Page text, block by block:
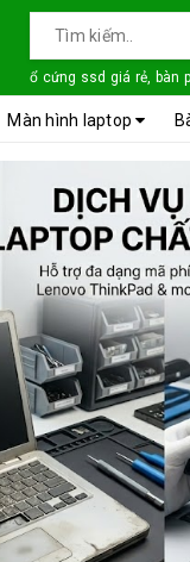
ổ cứng ssd giá rẻ, bàn
Màn hình laptop